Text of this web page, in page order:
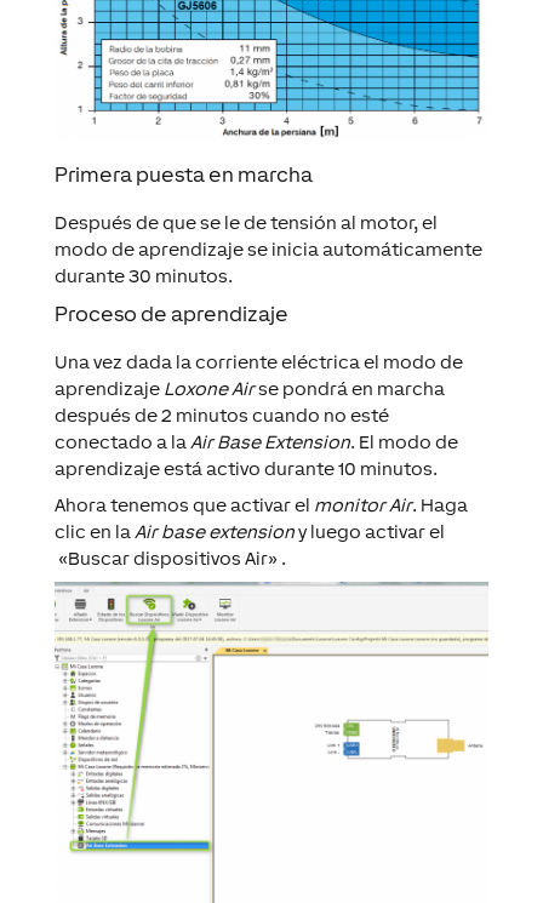
Primera puesta en marcha
Después de que se le de tensión al motor, el
modo de aprendizaje se inicia automáticamente
durante 30 minutos.
Proceso de aprendizaje
Una vez dada la corriente eléctrica el modo de
aprendizaje Loxone Airse pondrá en marcha
después de 2 minutos cuando no esté
conectado a la Air Base Extension. El modo de
aprendizaje está activo durante 10 minutos.
Ahora tenemos que activar el monitor Air. Haga
clic en la Air base extensiony luego activar el
«Buscar dispositivos Air» .